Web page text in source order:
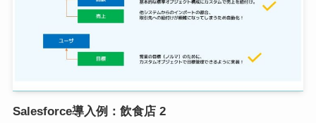
Salesforce導入例：飲食店 2